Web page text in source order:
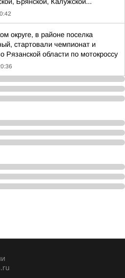
округе, в районе поселка
стартовали чемпионат и
Рязанской области по мотокроссу